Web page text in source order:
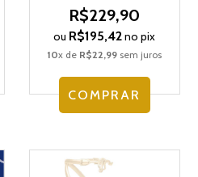
R$229,90
ou R$195,42no pix
10x de R$22,99 sem juros
COMPRAR